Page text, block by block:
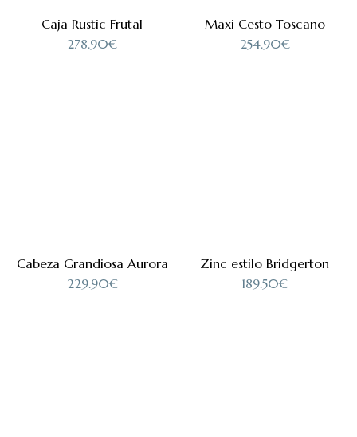
Caja Rustic Frutal
278.90€
Maxi Cesto Toscano
254.90€
Cabeza Grandiosa Aurora
229.90€
Zinc estilo Bridgerton
189.50€